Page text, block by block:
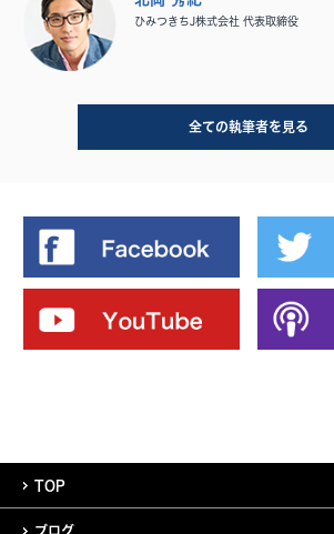
ひみつきちJ株式会社 代表取締役
全ての執筆者を見る
TOP
ブログ